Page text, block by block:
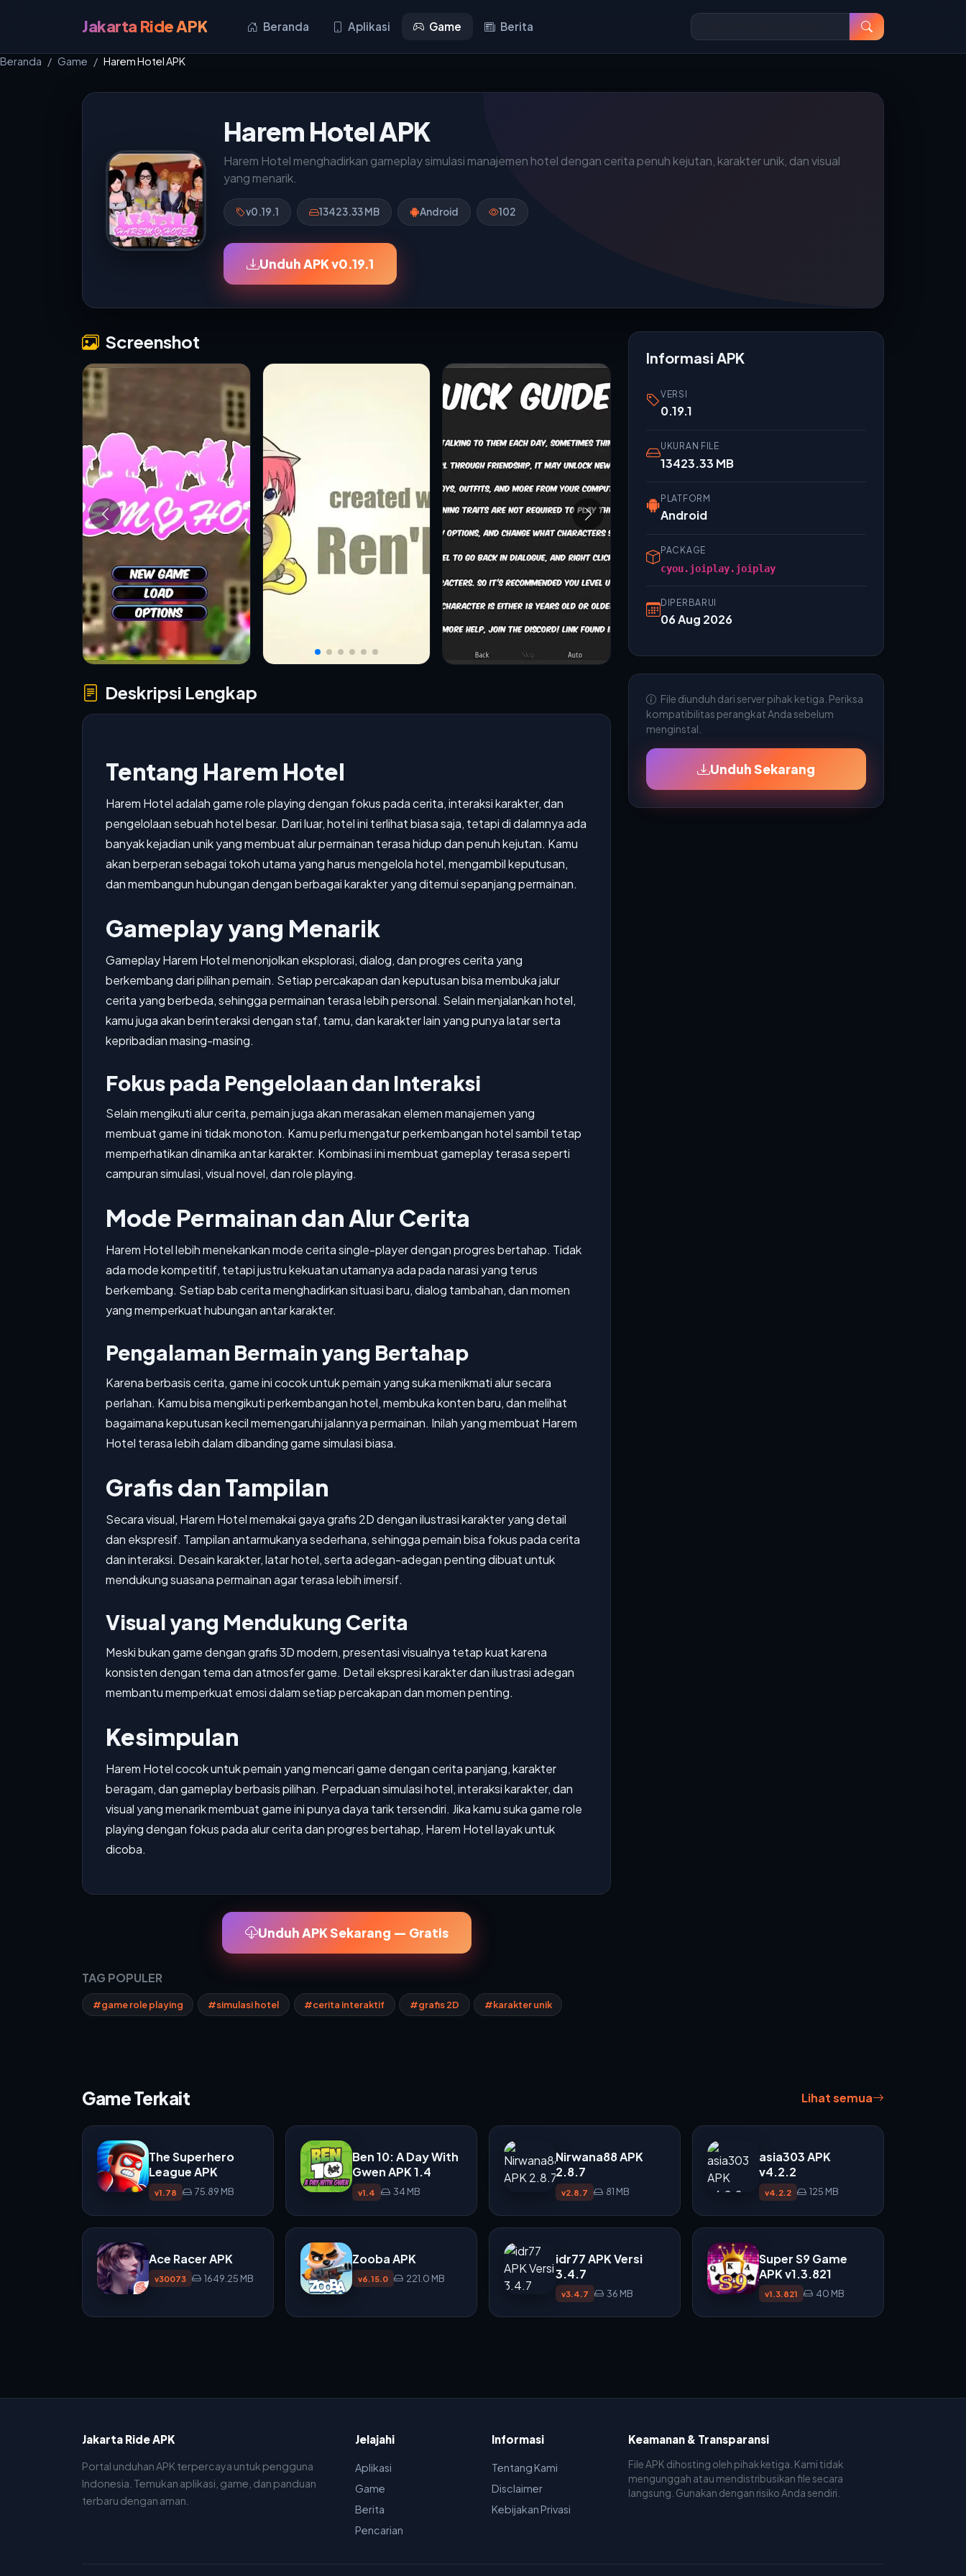
Jakarta Ride APK Beranda Aplikasi Game Berita
Beranda Game Harem Hotel APK
Harem Hotel APK
Harem Hotel menghadirkan gameplay simulasi manajemen hotel dengan cerita penuh kejutan, karakter unik, dan visual
yang menarik.
v0.19.1 13423.33 MB Android 102
Unduh APK v0.19.1
Screenshot
Deskripsi Lengkap
Tentang Harem Hotel
Harem Hotel adalah game role playing dengan fokus pada cerita, interaksi karakter, dan
pengelolaan sebuah hotel besar. Dari luar, hotel ini terlihat biasa saja, tetapi di dalamnya ada
banyak kejadian unik yang membuat alur permainan terasa hidup dan penuh kejutan. Kamu
akan berperan sebagai tokoh utama yang harus mengelola hotel, mengambil keputusan,
dan membangun hubungan dengan berbagai karakter yang ditemui sepanjang permainan.
Gameplay yang Menarik
Gameplay Harem Hotel menonjolkan eksplorasi, dialog, dan progres cerita yang
berkembang dari pilihan pemain. Setiap percakapan dan keputusan bisa membuka jalur
cerita yang berbeda, sehingga permainan terasa lebih personal. Selain menjalankan hotel,
kamu juga akan berinteraksi dengan staf, tamu, dan karakter lain yang punya latar serta
kepribadian masing-masing.
Fokus pada Pengelolaan dan Interaksi
Selain mengikuti alur cerita, pemain juga akan merasakan elemen manajemen yang
membuat game ini tidak monoton. Kamu perlu mengatur perkembangan hotel sambil tetap
memperhatikan dinamika antar karakter. Kombinasi ini membuat gameplay terasa seperti
campuran simulasi, visual novel, dan role playing.
Mode Permainan dan Alur Cerita
Harem Hotel lebih menekankan mode cerita single-player dengan progres bertahap. Tidak
ada mode kompetitif, tetapi justru kekuatan utamanya ada pada narasi yang terus
berkembang. Setiap bab cerita menghadirkan situasi baru, dialog tambahan, dan momen
yang memperkuat hubungan antar karakter.
Pengalaman Bermain yang Bertahap
Karena berbasis cerita, game ini cocok untuk pemain yang suka menikmati alur secara
perlahan. Kamu bisa mengikuti perkembangan hotel, membuka konten baru, dan melihat
bagaimana keputusan kecil memengaruhi jalannya permainan. Inilah yang membuat Harem
Hotel terasa lebih dalam dibanding game simulasi biasa.
Grafis dan Tampilan
Secara visual, Harem Hotel memakai gaya grafis 2D dengan ilustrasi karakter yang detail
dan ekspresif. Tampilan antarmukanya sederhana, sehingga pemain bisa fokus pada cerita
dan interaksi. Desain karakter, latar hotel, serta adegan-adegan penting dibuat untuk
mendukung suasana permainan agar terasa lebih imersif.
Visual yang Mendukung Cerita
Meski bukan game dengan grafis 3D modern, presentasi visualnya tetap kuat karena
konsisten dengan tema dan atmosfer game. Detail ekspresi karakter dan ilustrasi adegan
membantu memperkuat emosi dalam setiap percakapan dan momen penting.
Kesimpulan
Harem Hotel cocok untuk pemain yang mencari game dengan cerita panjang, karakter
beragam, dan gameplay berbasis pilihan. Perpaduan simulasi hotel, interaksi karakter, dan
visual yang menarik membuat game ini punya daya tarik tersendiri. Jika kamu suka game role
playing dengan fokus pada alur cerita dan progres bertahap, Harem Hotel layak untuk
dicoba.
Unduh APK Sekarang — Gratis
TAG POPULER
#game role playing #simulasi hotel #cerita interaktif #grafis 2D #karakter unik
Informasi APK
VERSI
0.19.1
UKURAN FILE
13423.33 MB
PLATFORM
Android
PACKAGE
cyou.joiplay.joiplay
DIPERBARUI
06 Aug 2026
File diunduh dari server pihak ketiga. Periksa
kompatibilitas perangkat Anda sebelum
menginstal.
Unduh Sekarang
Game Terkait Lihat semua
The Superhero
League APK
v1.78 75.89 MB
Ben 10: A Day With
Gwen APK 1.4
v1.4 34 MB
Nirwana88 APK
2.8.7
v2.8.7 81 MB
asia303 APK
v4.2.2
v4.2.2 125 MB
Ace Racer APK
v30073 1649.25 MB
Zooba APK
v6.15.0 221.0 MB
idr77 APK Versi
3.4.7
v3.4.7 36 MB
Super S9 Game
APK v1.3.821
v1.3.821 40 MB
Jakarta Ride APK
Portal unduhan APK terpercaya untuk pengguna
Indonesia. Temukan aplikasi, game, dan panduan
terbaru dengan aman.
Jelajahi
Aplikasi
Game
Berita
Pencarian
Informasi
Tentang Kami
Disclaimer
Kebijakan Privasi
Keamanan & Transparansi
File APK dihosting oleh pihak ketiga. Kami tidak
mengunggah atau mendistribusikan file secara
langsung. Gunakan dengan risiko Anda sendiri.